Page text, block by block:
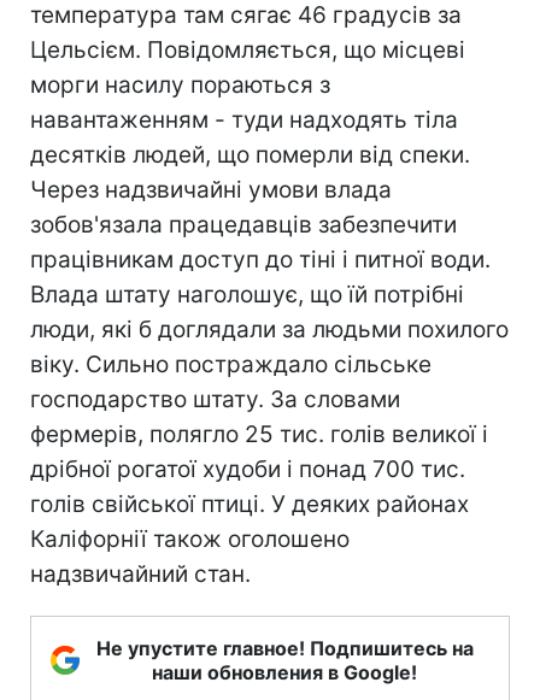
температура там сягає 46 градусів за
Цельсієм. Повідомляється, що місцеві
морги насилу пораються з
навантаженням - туди надходять тіла
десятків людей, що померли від спеки.
Через надзвичайні умови влада
зобов'язала працедавців забезпечити
працівникам доступ до тіні і питної води.
Влада штату наголошує, що їй потрібні
люди, які б доглядали за людьми похилого
віку. Сильно постраждало сільське
господарство штату. За словами
фермерів, полягло 25 тис. голів великої і
дрібної рогатої худоби і понад 700 тис.
голів свійської птиці. У деяких районах
Каліфорнії також оголошено
надзвичайний стан.
Не упустите главное! Подпишитесь на
наши обновления в Google!